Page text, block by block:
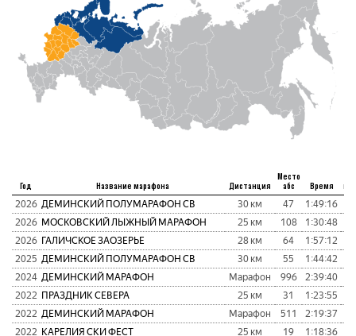
Год Название марафона Дистанция
Место
абс
Время
2026 ДЕМИНСКИЙ ПОЛУМАРАФОН СВ 30 км 47 1:49:16
2026 МОСКОВСКИЙ ЛЫЖНЫЙ МАРАФОН 25 км 108 1:30:48
2026 ГАЛИЧСКОЕ ЗАОЗЕРЬЕ 28 км 64 1:57:12
2025 ДЕМИНСКИЙ ПОЛУМАРАФОН СВ 30 км 55 1:44:42
2024 ДЕМИНСКИЙ МАРАФОН Марафон 996 2:39:40
2022 ПРАЗДНИК СЕВЕРА 25 км 31
1:23:55
2022 ДЕМИНСКИЙ МАРАФОН Марафон 511 2:19:37
2022 КАРЕЛИЯ СКИ ФЕСТ 25 км 19
1:18:36